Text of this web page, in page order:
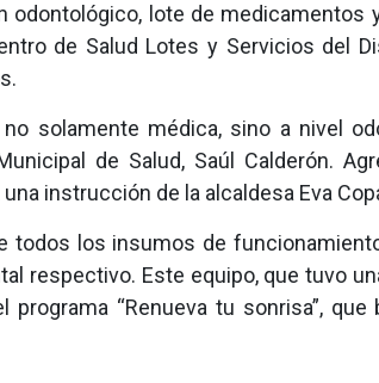
odontológico, lote de medicamentos
de Salud Lotes y Servicios del
solamente médica, sino a nivel
de Salud, Saúl Calderón.
instrucción de la alcaldesa Eva
todos los insumos de
respectivo. Este equipo, que tuvo
“Renueva tu sonrisa”, que